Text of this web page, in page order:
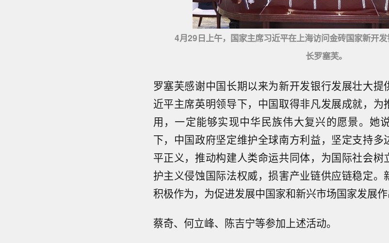
4月29日上午，国家主席习近平在上海访问金砖国家新开
长罗塞芙。
罗塞芙感谢中国长期以来为新开发银行发展壮大提
近平主席英明领导下，中国取得非凡发展成就，为
用，一定能够实现中华民族伟大复兴的愿景。她
下，中国政府坚定维护全球南方利益，坚定支持多
平正义，推动构建人类命运共同体，为国际社会树
护主义侵蚀国际法权威，损害产业链供应链稳定。
积极作为，为促进发展中国家和新兴市场国家发展作
蔡奇、何立峰、陈吉宁等参加上述活动。